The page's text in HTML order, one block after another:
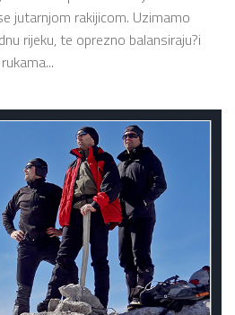
jutarnjom rakijicom. Uzimamo
rijeku, te oprezno balansiraju?i